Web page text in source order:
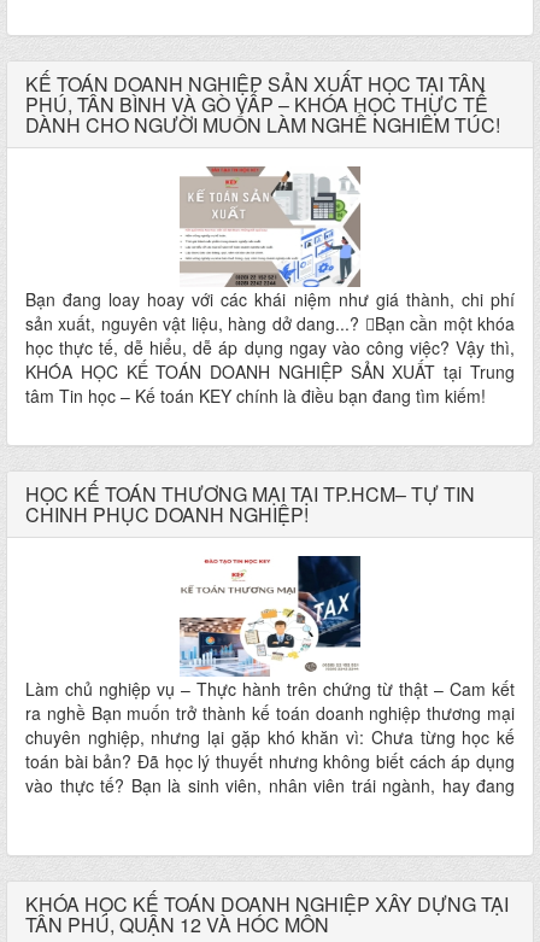
KẾ TOÁN DOANH NGHIỆP SẢN XUẤT HỌC TẠI TÂN
PHÚ, TÂN BÌNH VÀ GÒ VẤP – KHÓA HỌC THỰC TẾ
DÀNH CHO NGƯỜI MUỐN LÀM NGHỀ NGHIÊM TÚC!
Bạn đang loay hoay với các khái niệm như giá thành, chi phí
sản xuất, nguyên vật liệu, hàng dở dang...? Bạn cần một khóa
học thực tế, dễ hiểu, dễ áp dụng ngay vào công việc? Vậy thì,
KHÓA HỌC KẾ TOÁN DOANH NGHIỆP SẢN XUẤT tại Trung
tâm Tin học – Kế toán KEY chính là điều bạn đang tìm kiếm!
HỌC KẾ TOÁN THƯƠNG MẠI TẠI TP.HCM– TỰ TIN
CHINH PHỤC DOANH NGHIỆP!
Làm chủ nghiệp vụ – Thực hành trên chứng từ thật – Cam kết
ra nghề Bạn muốn trở thành kế toán doanh nghiệp thương mại
chuyên nghiệp, nhưng lại gặp khó khăn vì: Chưa từng học kế
toán bài bản? Đã học lý thuyết nhưng không biết cách áp dụng
vào thực tế? Bạn là sinh viên, nhân viên trái ngành, hay đang
vững tay nghề – tự tin đảm nhận công việc thực tế ngay sau
khóa học!
KHÓA HỌC KẾ TOÁN DOANH NGHIỆP XÂY DỰNG TẠI
TÂN PHÚ, QUẬN 12 VÀ HÓC MÔN